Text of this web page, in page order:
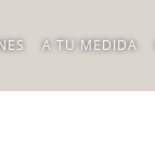
A TU MEDIDA